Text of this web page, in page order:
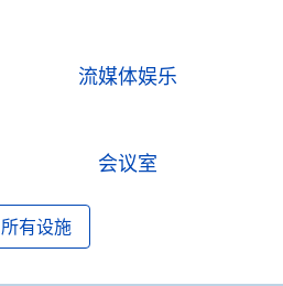
流媒体娱乐
会议室
所有设施